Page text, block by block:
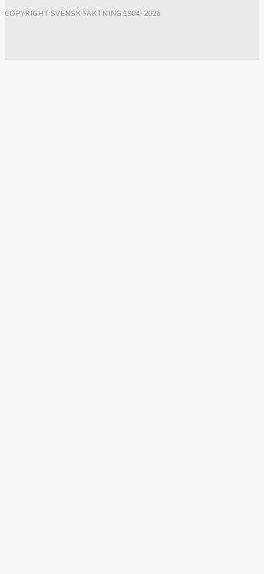
COPYRIGHT SVENSK FÄKTNING 1904–2026